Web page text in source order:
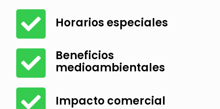
Horarios especiales
Beneficios
medioambientales
Impacto comercial